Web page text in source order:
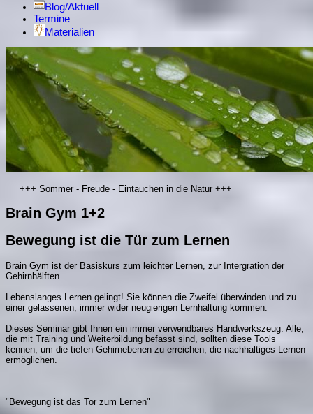
Blog/Aktuell
Termine
Materialien
+++ Sommer - Freude - Eintauchen in die Natur +++
Brain Gym 1+2
Bewegung ist die Tür zum Lernen
Brain Gym ist der Basiskurs zum leichter Lernen, zur Intergration der
Gehirnhälften
Lebenslanges Lernen gelingt! Sie können die Zweifel überwinden und zu
einer gelassenen, immer wider neugierigen Lernhaltung kommen.
Dieses Seminar gibt Ihnen ein immer verwendbares Handwerkszeug. Alle,
die mit Training und Weiterbildung befasst sind, sollten diese Tools
kennen, um die tiefen Gehirnebenen zu erreichen, die nachhaltiges Lernen
ermöglichen.
"Bewegung ist das Tor zum Lernen"